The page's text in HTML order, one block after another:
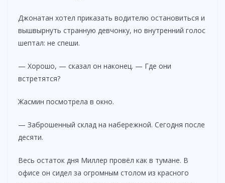
Джонатан хотел приказать водителю остановиться и
вышвырнуть странную девчонку, но внутренний голос
шептал: не спеши.
— Хорошо, — сказал он наконец. — Где они
встретятся?
Жасмин посмотрела в окно.
— Заброшенный склад на набережной. Сегодня после
десяти.
Весь остаток дня Миллер провёл как в тумане. В
офисе он сидел за огромным столом из красного